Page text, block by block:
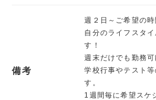
備考
週２日～ご希望の時
自分のライフスタ
す！
週末だけでも勤務可
学校行事やテスト
す。
1週間毎に希望スケ